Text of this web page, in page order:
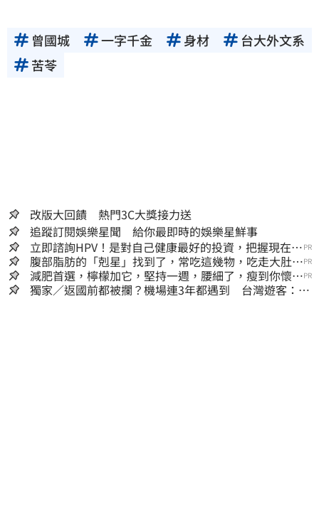
曾國城 一字千金 身材
台大外文系
苦苓
改版大回饋 熱門3C大獎接力送
追蹤訂閱娛樂星聞 給你最即時的娛樂星鮮事
立即諮詢HPV！是對自己健康最好的投資，把握現在不
嫌晚！
PR
腹部脂肪的「剋星」找到了，常吃這幾物，吃走大肚
囊，瘦出小蠻腰
PR
減肥首選，檸檬加它，堅持一週，腰細了，瘦到你懷疑
人生
PR
獨家／返國前都被攔？機場連3年都遇到 台灣遊客：難